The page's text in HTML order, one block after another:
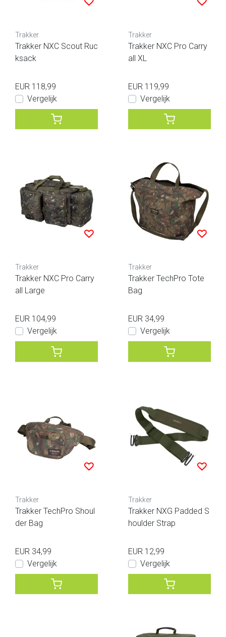
Trakker
Trakker NXC Scout Ruc
ksack
EUR 118,99
Vergelijk
Trakker
Trakker NXC Pro Carry
all XL
EUR 119,99
Vergelijk
Trakker
Trakker NXC Pro Carry
all Large
EUR 104,99
Vergelijk
Trakker
Trakker TechPro Tote
Bag
EUR 34,99
Vergelijk
Trakker
Trakker TechPro Shoul
der Bag
EUR 34,99
Vergelijk
Trakker
Trakker NXG Padded S
houlder Strap
EUR 12,99
Vergelijk